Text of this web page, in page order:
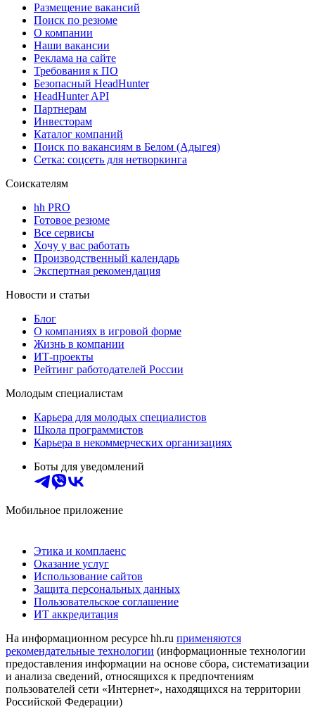
Размещение вакансий
Поиск по резюме
О компании
Наши вакансии
Реклама на сайте
Требования к ПО
Безопасный HeadHunter
HeadHunter API
Партнерам
Инвесторам
Каталог компаний
Поиск по вакансиям в Белом (Адыгея)
Сетка: соцсеть для нетворкинга
Соискателям
hh PRO
Готовое резюме
Все сервисы
Хочу у вас работать
Производственный календарь
Экспертная рекомендация
Новости и статьи
Блог
О компаниях в игровой форме
Жизнь в компании
ИТ-проекты
Рейтинг работодателей России
Молодым специалистам
Карьера для молодых специалистов
Школа программистов
Карьера в некоммерческих организациях
Боты для уведомлений
Мобильное приложение
Этика и комплаенс
Оказание услуг
Использование сайтов
Защита персональных данных
Пользовательское соглашение
ИТ аккредитация
На информационном ресурсе hh.ru применяются
рекомендательные технологии (информационные технологии
предоставления информации на основе сбора, систематизации
и анализа сведений, относящихся к предпочтениям
пользователей сети «Интернет», находящихся на территории
Российской Федерации)